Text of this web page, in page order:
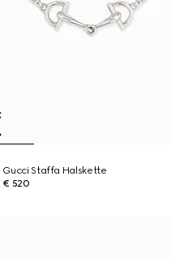
Gucci Staffa Halskette
€ 520